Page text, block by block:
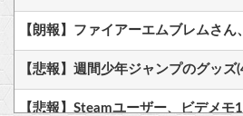
【悲報】Steamユーザー、ビデメ